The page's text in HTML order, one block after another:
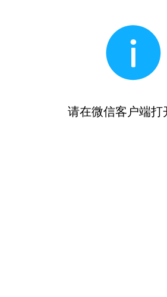
请在微信客户端打